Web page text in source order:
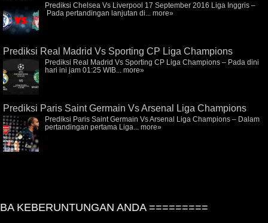
Prediksi Chelsea Vs Liverpool 17 September 2016 Liga Inggris –
Pada pertandingan lanjutan di... more»
Prediksi Real Madrid Vs Sporting CP Liga Champions
Prediksi Real Madrid Vs Sporting CP Liga Champions – Pada dini
hari ini jam 01:25 WIB... more»
Prediksi Paris Saint Germain Vs Arsenal Liga Champions
Prediksi Paris Saint Germain Vs Arsenal Liga Champions – Dalam
pertandingan pertama Liga... more»
KEBERUNTUNGAN ANDA =========